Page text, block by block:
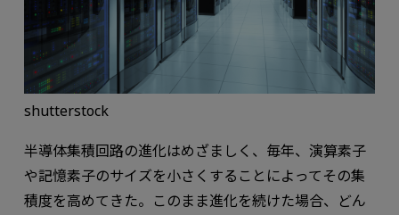
shutterstock
半導体集積回路の進化はめざましく、毎年、演算素子
や記憶素子のサイズを小さくすることによってその集
積度を高めてきた。このまま進化を続けた場合、どん